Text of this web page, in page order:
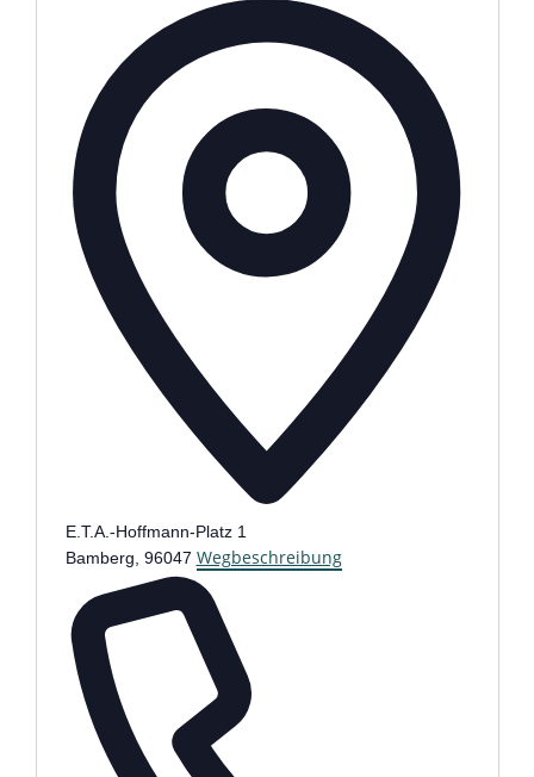
E.T.A.-Hoffmann-Platz 1
Bamberg 96047 Wegbeschreibung